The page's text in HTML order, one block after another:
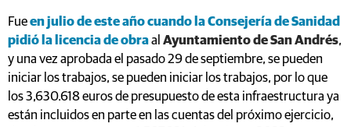
Fueen julio de este año cuando la Consejería de Sanidad
pidió la licencia de obraal Ayuntamiento de San Andrés,
y una vez aprobada el pasado 29 de septiembre, se pueden
iniciar los trabajos, se pueden iniciar los trabajos, por lo que
los 3,630.618 euros de presupuesto de esta infraestructura ya
están incluidos en parte en las cuentas del próximo ejercicio,